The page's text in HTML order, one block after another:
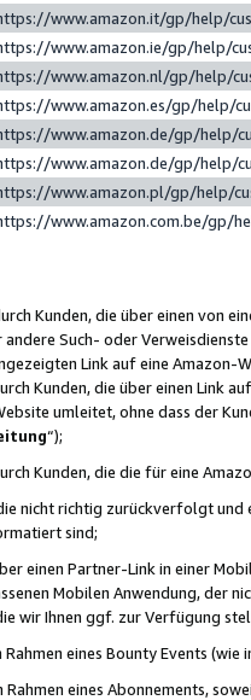
www.amazon.it/gp/help/
www.amazon.ie/gp/help/
www.amazon.nl/gp/help/
www.amazon.es/gp/help/
www.amazon.de/gp/help/
www.amazon.de/gp/help/
www.amazon.pl/gp/help/
www.amazon.com.be/gp/
Kunden, die über einen von
Such- oder
Link auf eine Amazon-
Kunden, die über einen Link
umleitet, ohne dass der
“);
Kunden, die die für eine
nicht richtig zurückverfolgt und
sind;
einen Partner-Link in einer
Mobilen Anwendung, der
wir Ihnen ggf. zur Verfügung
eines Bounty Events
eines Abonnements,